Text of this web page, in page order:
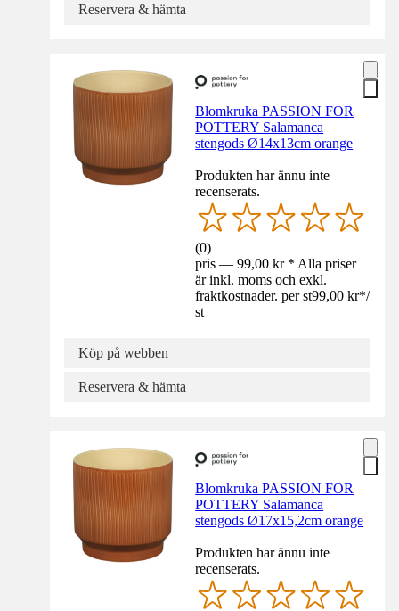
Reservera & hämta
Blomkruka PASSION FOR
POTTERY Salamanca
stengods Ø14x13cm orange
Produkten har ännu inte
recenserats.
(0)
pris — 99,00 kr * Alla priser
är inkl. moms och exkl.
fraktkostnader. per st99,00 kr*/
st
Köp på webben
Reservera & hämta
Blomkruka PASSION FOR
POTTERY Salamanca
stengods Ø17x15,2cm orange
Produkten har ännu inte
recenserats.